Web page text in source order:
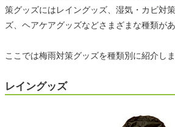
策グッズにはレイングッズ、湿気・カビ対
ズ、ヘアケアグッズなどさまざまな種類があ
ここでは梅雨対策グッズを種類別に紹介しま
レイングッズ